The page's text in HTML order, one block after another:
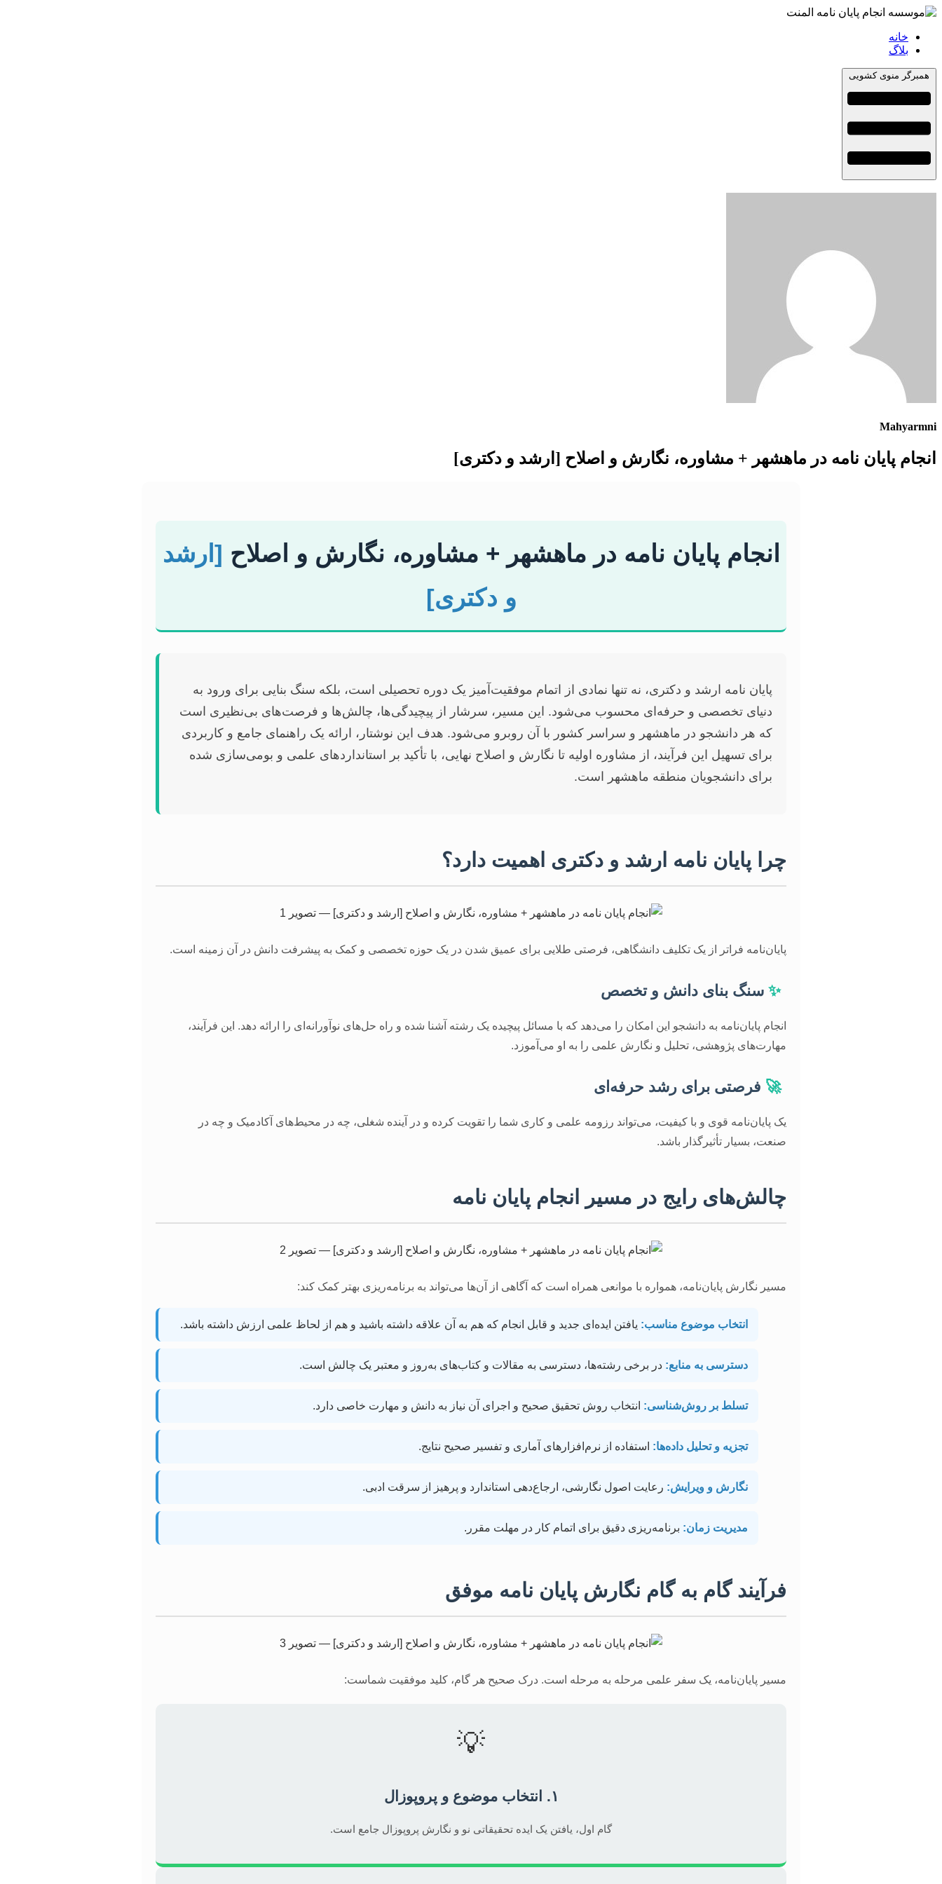
خانه
بلاگ
همبرگر منوی کشویی
Mahyarmni
انجام پایان نامه در ماهشهر + مشاوره، نگارش و اصلاح [ارشد و دکتری]
انجام پایان نامه در ماهشهر + مشاوره، نگارش و اصلاح [ارشد
و دکتری]
پایان نامه ارشد و دکتری، نه تنها نمادی از اتمام موفقیت‌آمیز یک دوره تحصیلی است، بلکه سنگ بنایی برای ورود به
دنیای تخصصی و حرفه‌ای محسوب می‌شود. این مسیر، سرشار از پیچیدگی‌ها، چالش‌ها و فرصت‌های بی‌نظیری است
که هر دانشجو در ماهشهر و سراسر کشور با آن روبرو می‌شود. هدف این نوشتار، ارائه یک راهنمای جامع و کاربردی
برای تسهیل این فرآیند، از مشاوره اولیه تا نگارش و اصلاح نهایی، با تأکید بر استانداردهای علمی و بومی‌سازی شده
برای دانشجویان منطقه ماهشهر است.
چرا پایان نامه ارشد و دکتری اهمیت دارد؟
پایان‌نامه فراتر از یک تکلیف دانشگاهی، فرصتی طلایی برای عمیق شدن در یک حوزه تخصصی و کمک به پیشرفت دانش در آن زمینه است.
✨ سنگ بنای دانش و تخصص
انجام پایان‌نامه به دانشجو این امکان را می‌دهد که با مسائل پیچیده یک رشته آشنا شده و راه حل‌های نوآورانه‌ای را ارائه دهد. این فرآیند،
مهارت‌های پژوهشی، تحلیل و نگارش علمی را به او می‌آموزد.
🚀 فرصتی برای رشد حرفه‌ای
یک پایان‌نامه قوی و با کیفیت، می‌تواند رزومه علمی و کاری شما را تقویت کرده و در آینده شغلی، چه در محیط‌های آکادمیک و چه در
صنعت، بسیار تأثیرگذار باشد.
چالش‌های رایج در مسیر انجام پایان نامه
مسیر نگارش پایان‌نامه، همواره با موانعی همراه است که آگاهی از آن‌ها می‌تواند به برنامه‌ریزی بهتر کمک کند:
انتخاب موضوع مناسب: یافتن ایده‌ای جدید و قابل انجام که هم به آن علاقه داشته باشید و هم از لحاظ علمی ارزش داشته باشد.
دسترسی به منابع: در برخی رشته‌ها، دسترسی به مقالات و کتاب‌های به‌روز و معتبر یک چالش است.
تسلط بر روش‌شناسی: انتخاب روش تحقیق صحیح و اجرای آن نیاز به دانش و مهارت خاصی دارد.
تجزیه و تحلیل داده‌ها: استفاده از نرم‌افزارهای آماری و تفسیر صحیح نتایج.
نگارش و ویرایش: رعایت اصول نگارشی، ارجاع‌دهی استاندارد و پرهیز از سرقت ادبی.
مدیریت زمان: برنامه‌ریزی دقیق برای اتمام کار در مهلت مقرر.
فرآیند گام به گام نگارش پایان نامه موفق
مسیر پایان‌نامه، یک سفر علمی مرحله به مرحله است. درک صحیح هر گام، کلید موفقیت شماست:
💡
۱. انتخاب موضوع و پروپوزال
گام اول، یافتن یک ایده تحقیقاتی نو و نگارش پروپوزال جامع است.